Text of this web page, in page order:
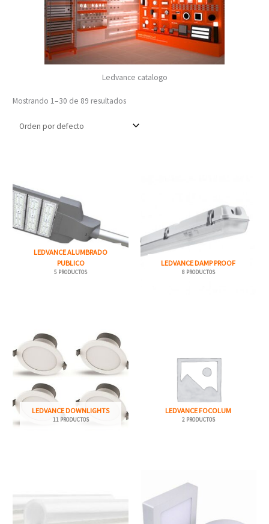
Ledvance catalogo
Mostrando 1–30 de 89 resultados
LEDVANCE ALUMBRADO
PUBLICO
5 PRODUCTOS
LEDVANCE DAMP PROOF
8 PRODUCTOS
LEDVANCE DOWNLIGHTS
11 PRODUCTOS
LEDVANCE FOCOLUM
2 PRODUCTOS